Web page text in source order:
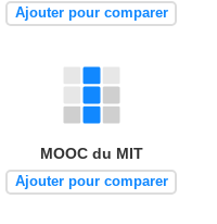
Ajouter pour comparer
MOOC du MIT
Ajouter pour comparer